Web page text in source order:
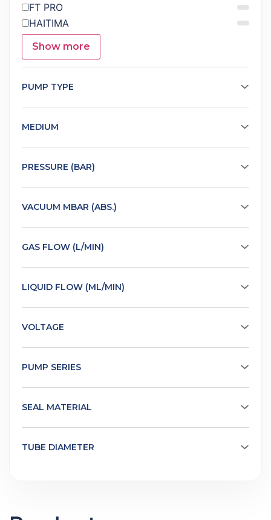
FT PRO
HAITIMA
Show more
PUMP TYPE
MEDIUM
PRESSURE (BAR)
VACUUM MBAR (ABS.)
GAS FLOW (L/MIN)
LIQUID FLOW (ML/MIN)
VOLTAGE
PUMP SERIES
SEAL MATERIAL
TUBE DIAMETER